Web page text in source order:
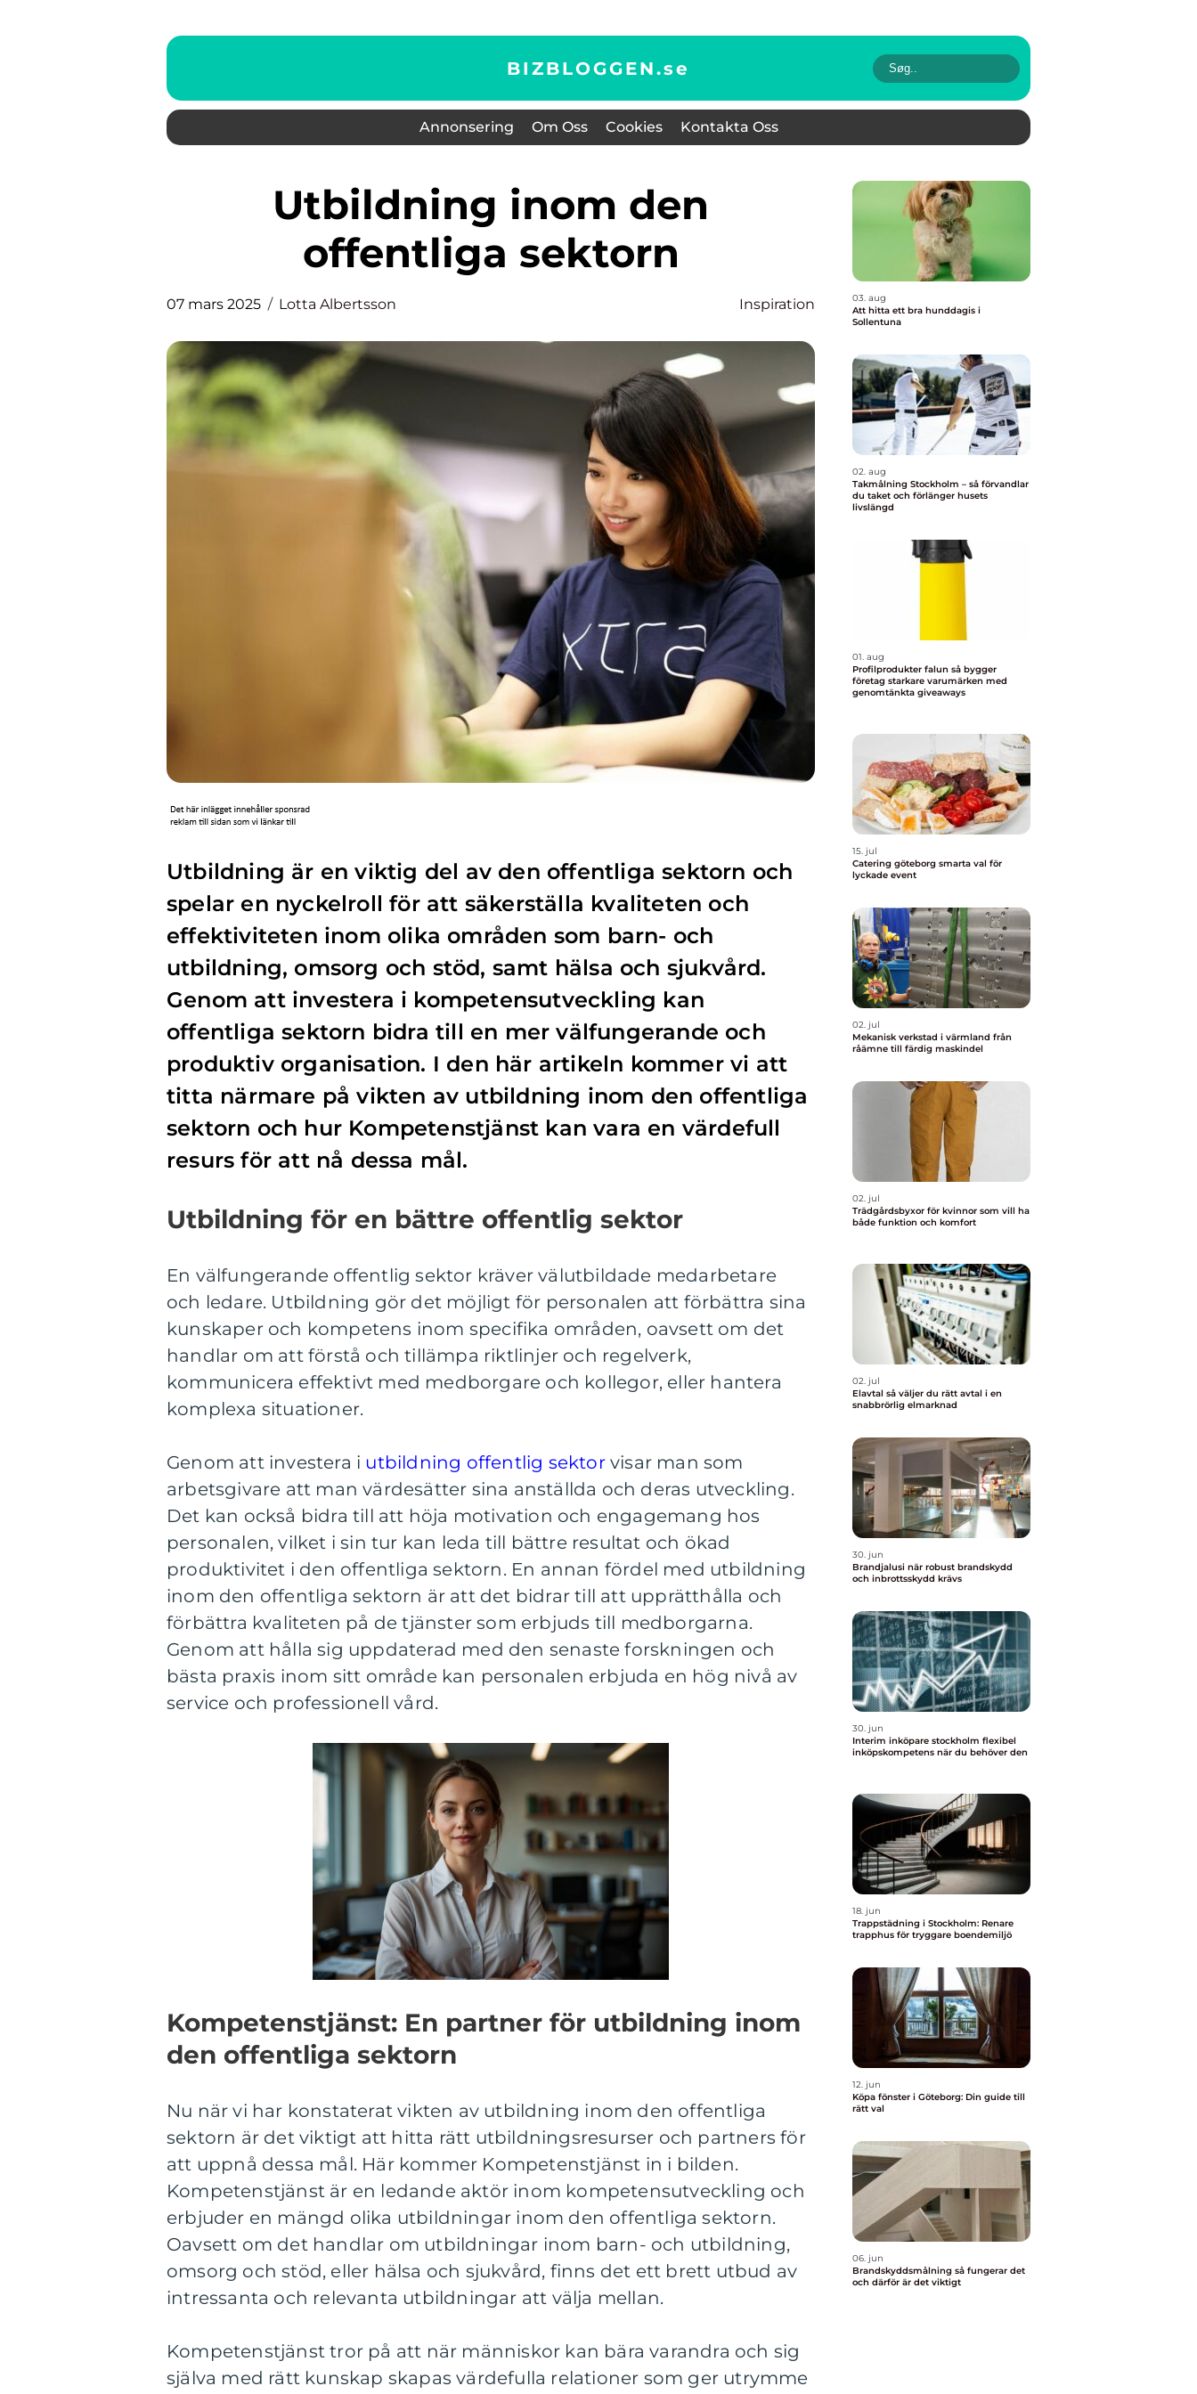
BIZBLOGGEN.se
Annonsering Om Oss Cookies Kontakta Oss
Utbildning inom den
offentliga sektorn
07 mars 2025 Lotta Albertsson Inspiration
Utbildning är en viktig del av den offentliga sektorn och
spelar en nyckelroll för att säkerställa kvaliteten och
effektiviteten inom olika områden som barn- och
utbildning, omsorg och stöd, samt hälsa och sjukvård.
Genom att investera i kompetensutveckling kan
offentliga sektorn bidra till en mer välfungerande och
produktiv organisation. I den här artikeln kommer vi att
titta närmare på vikten av utbildning inom den offentliga
sektorn och hur Kompetenstjänst kan vara en värdefull
resurs för att nå dessa mål.
Utbildning för en bättre offentlig sektor
En välfungerande offentlig sektor kräver välutbildade medarbetare
och ledare. Utbildning gör det möjligt för personalen att förbättra sina
kunskaper och kompetens inom specifika områden, oavsett om det
handlar om att förstå och tillämpa riktlinjer och regelverk,
kommunicera effektivt med medborgare och kollegor, eller hantera
komplexa situationer.
Genom att investera i utbildning offentlig sektorvisar man som
arbetsgivare att man värdesätter sina anställda och deras utveckling.
Det kan också bidra till att höja motivation och engagemang hos
personalen, vilket i sin tur kan leda till bättre resultat och ökad
produktivitet i den offentliga sektorn. En annan fördel med utbildning
inom den offentliga sektorn är att det bidrar till att upprätthålla och
förbättra kvaliteten på de tjänster som erbjuds till medborgarna.
Genom att hålla sig uppdaterad med den senaste forskningen och
bästa praxis inom sitt område kan personalen erbjuda en hög nivå av
service och professionell vård.
Kompetenstjänst: En partner för utbildning inom
den offentliga sektorn
Nu när vi har konstaterat vikten av utbildning inom den offentliga
sektorn är det viktigt att hitta rätt utbildningsresurser och partners för
att uppnå dessa mål. Här kommer Kompetenstjänst in i bilden.
Kompetenstjänst är en ledande aktör inom kompetensutveckling och
erbjuder en mängd olika utbildningar inom den offentliga sektorn.
Oavsett om det handlar om utbildningar inom barn- och utbildning,
omsorg och stöd, eller hälsa och sjukvård, finns det ett brett utbud av
intressanta och relevanta utbildningar att välja mellan.
Kompetenstjänst tror på att när människor kan bära varandra och sig
själva med rätt kunskap skapas värdefulla relationer som ger utrymme
03. aug
Att hitta ett bra hunddagis i
Sollentuna
02. aug
Takmålning Stockholm – så förvandlar
du taket och förlänger husets
livslängd
01. aug
Profilprodukter falun så bygger
företag starkare varumärken med
genomtänkta giveaways
15. jul
Catering göteborg smarta val för
lyckade event
02. jul
Mekanisk verkstad i värmland från
råämne till färdig maskindel
02. jul
Trädgårdsbyxor för kvinnor som vill ha
både funktion och komfort
02. jul
Elavtal så väljer du rätt avtal i en
snabbrörlig elmarknad
30. jun
Brandjalusi när robust brandskydd
och inbrottsskydd krävs
30. jun
Interim inköpare stockholm flexibel
inköpskompetens när du behöver den
18. jun
Trappstädning i Stockholm: Renare
trapphus för tryggare boendemiljö
12. jun
Köpa fönster i Göteborg: Din guide till
rätt val
06. jun
Brandskyddsmålning så fungerar det
och därför är det viktigt